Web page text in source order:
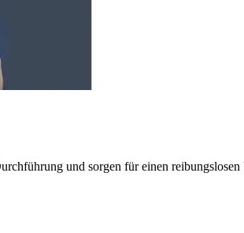
und sorgen für einen